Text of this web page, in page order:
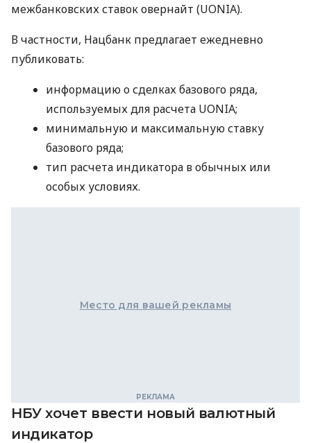
межбанковских ставок овернайт (UONIA).
В частности, Нацбанк предлагает ежедневно
публиковать:
информацию о сделках базового ряда,
используемых для расчета UONIA;
минимальную и максимальную ставку
базового ряда;
тип расчета индикатора в обычных или
особых условиях.
Место для вашей рекламы
НБУ хочет ввести новый валютный
индикатор